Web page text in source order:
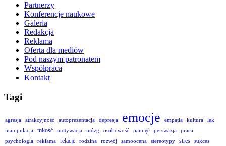
Partnerzy
Konferencje naukowe
Galeria
Redakcja
Reklama
Oferta dla mediów
Pod naszym patronatem
Współpraca
Kontakt
Tagi
agresja atrakcyjność autoprezentacja depresja emocje empatia kultura
lęk
manipulacja
miłość motywacja mózg osobowość pamięć perswazja
praca
psychologia
reklama relacje rodzina rozwój samoocena stereotypy stres sukces